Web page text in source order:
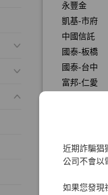
近期詐騙猖
公司不會以
如果您發現